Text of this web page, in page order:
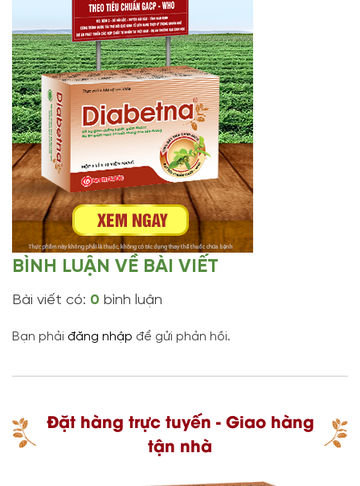
BÌNH LUẬN VỀ BÀI VIẾT
Bài viết có: 0 bình luận
Bạn phải đăng nhập để gửi phản hồi.
Đặt hàng trực tuyến - Giao hàng
tận nhà